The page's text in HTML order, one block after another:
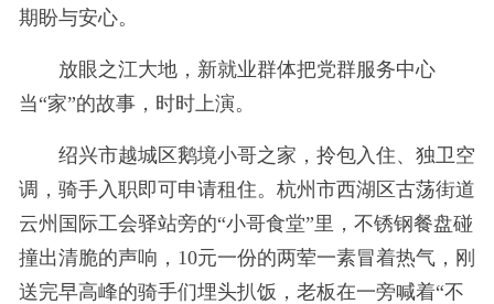
期盼与安心。
放眼之江大地，新就业群体把党群服务中心
当“家”的故事，时时上演。
绍兴市越城区鹅境小哥之家，拎包入住、独卫空
调，骑手入职即可申请租住。杭州市西湖区古荡街道
云州国际工会驿站旁的“小哥食堂”里，不锈钢餐盘碰
撞出清脆的声响，10元一份的两荤一素冒着热气，刚
送完早高峰的骑手们埋头扒饭，老板在一旁喊着“不